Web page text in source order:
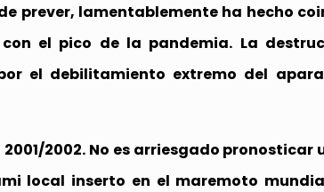
prever, lamentablemente ha hecho
el pico de la pandemia. La
el debilitamiento extremo del
2002. No es arriesgado pronosticar
local inserto en el maremoto